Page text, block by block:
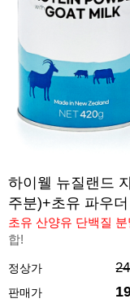
하이웰 뉴질랜드
주분)+초유 파우
초유 산양유 단백질
합!
정상가
판매가